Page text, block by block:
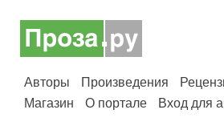
Авторы Произведения
Магазин
О портале Вход для